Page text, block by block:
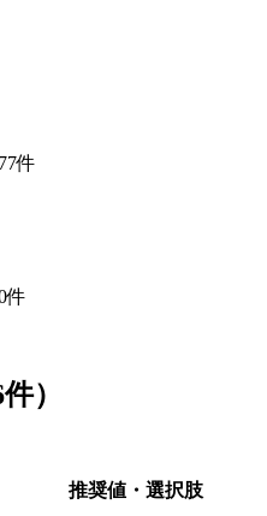
件
件
）
推奨値・選択肢